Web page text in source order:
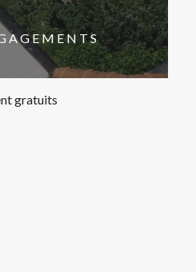
gratuits